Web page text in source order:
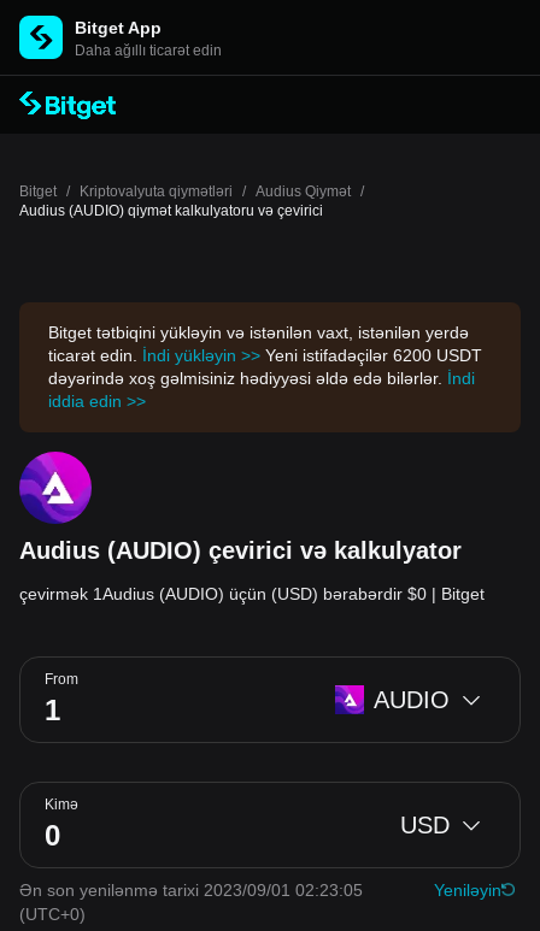
Bitget App
Daha ağıllı ticarət edin
Bitget / Kriptovalyuta qiymətləri / Audius Qiymət /
Audius (AUDIO) qiymət kalkulyatoru və çevirici
Bitget tətbiqini yükləyin və istənilən vaxt, istənilən yerdə
ticarət edin. İndi yükləyin >> Yeni istifadəçilər 6200 USDT
dəyərində xoş gəlmisiniz hədiyyəsi əldə edə bilərlər. İndi
iddia edin >>
Audius (AUDIO) çevirici və kalkulyator
çevirmək 1Audius (AUDIO) üçün (USD) bərabərdir $0 | Bitget
From
AUDIO
Kimə
USD
Ən son yenilənmə tarixi 2023/09/01 02:23:05
(UTC+0)
Yeniləyin